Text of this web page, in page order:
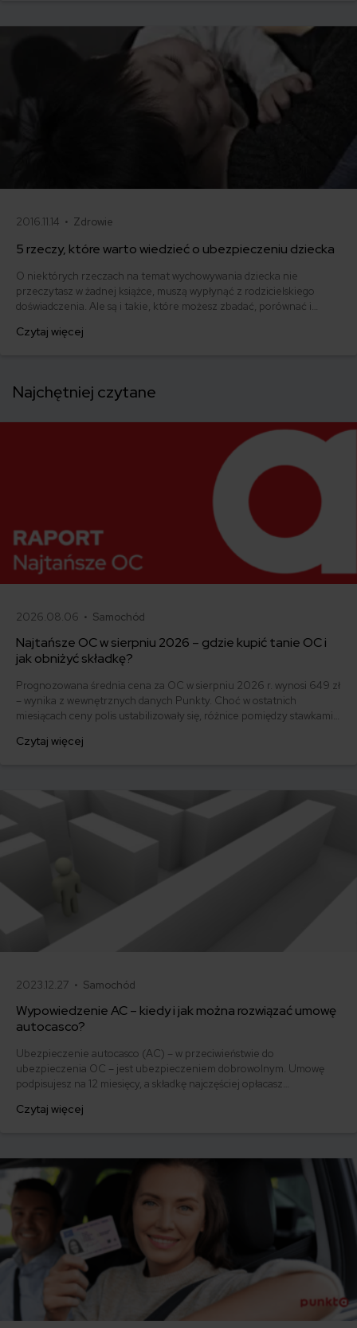
2016.11.14 • Zdrowie
5 rzeczy, które warto wiedzieć o ubezpieczeniu dziecka
O niektórych rzeczach na temat wychowywania dziecka nie
przeczytasz w żadnej książce, muszą wypłynąć z rodzicielskiego
doświadczenia. Ale są i takie, które możesz zbadać, porównać i
o nim wiedzieć.
Czytaj więcej
Najchętniej czytane
2026.08.06 • Samochód
Najtańsze OC w sierpniu 2026 – gdzie kupić tanie OC i
jak obniżyć składkę?
Prognozowana średnia cena za OC w sierpniu 2026 r. wynosi 649 zł
– wynika z wewnętrznych danych Punkty. Choć w ostatnich
miesiącach ceny polis ustabilizowały się, różnice pomiędzy stawkami
500 zł, inni – powyżej 1500 zł. Gdzie znaleźć najtańsze OC w Polsce
Czytaj więcej
2023.12.27 • Samochód
Wypowiedzenie AC – kiedy i jak można rozwiązać umowę
autocasco?
Ubezpieczenie autocasco (AC) – w przeciwieństwie do
ubezpieczenia OC – jest ubezpieczeniem dobrowolnym. Umowę
podpisujesz na 12 miesięcy, a składkę najczęściej opłacasz
ofertę lub zdecydowałeś się sprzedać samochód w trakcie trwania
Czytaj więcej